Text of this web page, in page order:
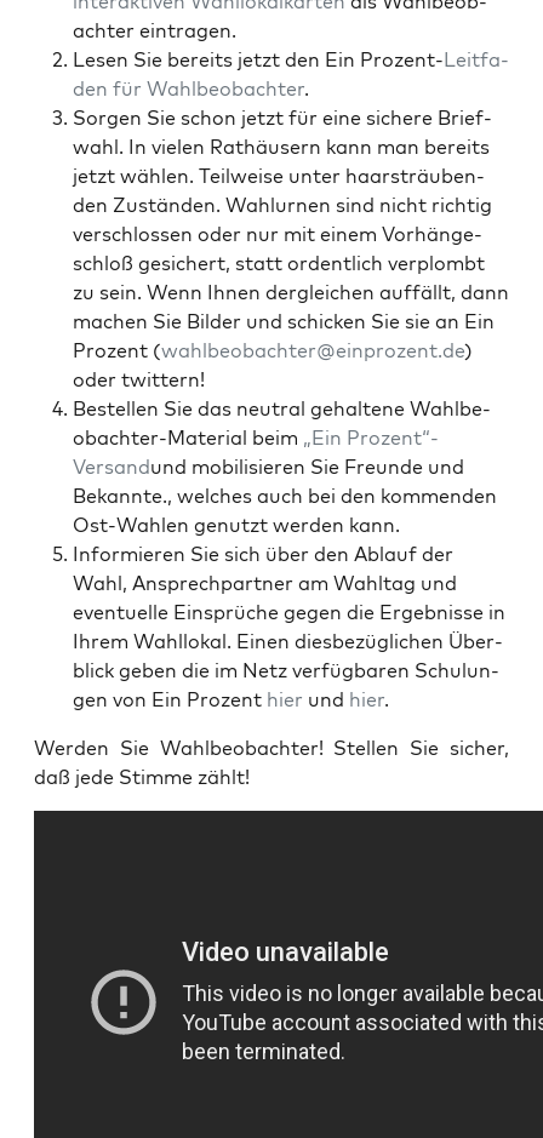
ach­ter eintragen.
Lesen Sie bereits jetzt den Ein Pro­zent-Leit­fa­
den für Wahl­be­ob­ach­ter.
Sor­gen Sie schon jetzt für eine siche­re Brief­
wahl. In vie­len Rat­häu­sern kann man bereits
jetzt wäh­len. Teil­wei­se unter haar­sträu­ben­
den Zustän­den. Wahl­ur­nen sind nicht rich­tig
ver­schlos­sen oder nur mit einem Vor­hän­ge­
schloß gesi­chert, statt ordent­lich ver­plombt
zu sein. Wenn Ihnen der­glei­chen auf­fällt, dann
machen Sie Bil­der und schi­cken Sie sie an Ein
Pro­zent (wahlbeobachter@einprozent.de)
oder twittern!
Bestel­len Sie das neu­tral gehal­te­ne Wahl­be­
ob­ach­ter-Mate­ri­al beim „Ein Prozent“-
Versandund mobi­li­sie­ren Sie Freun­de und
Bekann­te., wel­ches auch bei den kom­men­den
Ost-Wah­len genutzt wer­den kann.
Infor­mie­ren Sie sich über den Ablauf der
Wahl, Ansprech­part­ner am Wahl­tag und
even­tu­el­le Ein­sprü­che gegen die Ergeb­nis­se in
Ihrem Wahl­lo­kal. Einen dies­be­züg­li­chen Über­
blick geben die im Netz ver­füg­ba­ren Schu­lun­
gen von Ein Pro­zent hier und hier.
Wer­den Sie Wahl­be­ob­ach­ter! Stel­len Sie sicher,
daß jede Stim­me zählt!